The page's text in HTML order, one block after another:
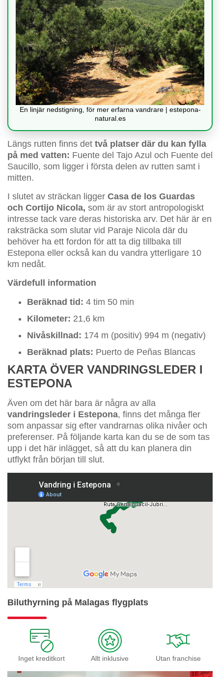
En linjär nedstigning, för mer erfarna vandrare | estepona-
natural.es
Längs rutten finns det två platser där du kan fylla
på med vatten: Fuente del Tajo Azul och Fuente del
Saucillo, som ligger i första delen av rutten samt i
mitten.
I slutet av sträckan ligger Casa de los Guardas
och Cortijo Nicola, som är av stort antropologiskt
intresse tack vare deras historiska arv. Det här är en
raksträcka som slutar vid Paraje Nicola där du
behöver ha ett fordon för att ta dig tillbaka till
Estepona eller också kan du vandra ytterligare 10
km nedåt.
Värdefull information
Beräknad tid: 4 tim 50 min
Kilometer: 21,6 km
Nivåskillnad: 174 m (positiv) 994 m (negativ)
Beräknad plats: Puerto de Peñas Blancas
KARTA ÖVER VANDRINGSLEDER I
ESTEPONA
Även om det här bara är några av alla
vandringsleder i Estepona, finns det många fler
som anpassar sig efter vandrarnas olika nivåer och
preferenser. På följande karta kan du se de som tas
upp i det här inlägget, så att du kan planera din
utflykt från början till slut.
Biluthyrning på Malagas flygplats
Inget kreditkort Allt inklusive Utan franchise